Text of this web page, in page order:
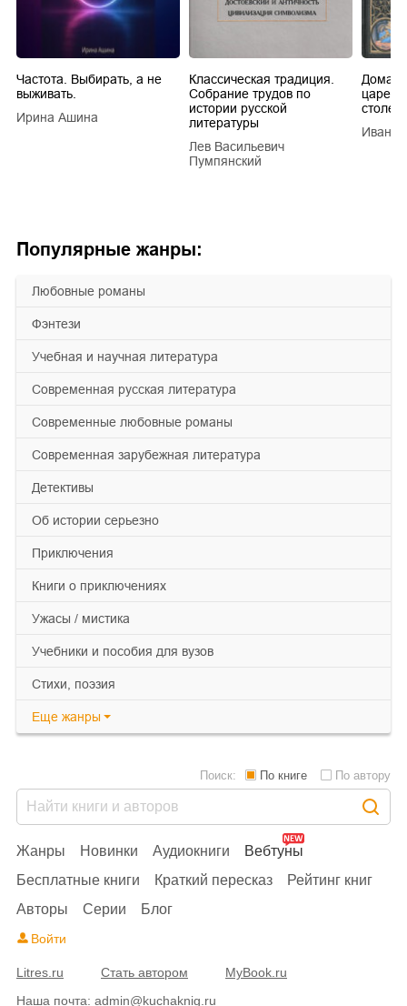
Популярные жанры:
любовные романы
фэнтези
учебная и научная литература
современная русская литература
современные любовные романы
современная зарубежная литература
детективы
об истории серьезно
приключения
книги о приключениях
ужасы / мистика
учебники и пособия для вузов
cтихи, поэзия
Еще жанры
Частота. Выбирать, а не
выживать.
Ирина Ашина
Классическая традиция.
Собрание трудов по
истории русской
литературы
Лев Васильевич
Пумпянский
царей
Иван
Жанры Новинки Аудиокниги
Вебтуны
Бесплатные книги
Краткий пересказ
Рейтинг книг
Авторы
Серии Блог
Поиск: По книге По автору
Войти
Litres.ru Стать автором
MyBook.ru
Наша почта: admin@kuchaknig.ru